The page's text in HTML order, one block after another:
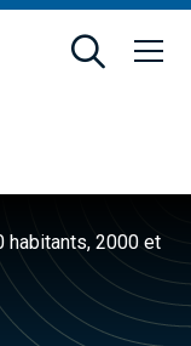
habitants, 2000 et